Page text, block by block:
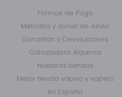
Formas de Pago
Métodos y zonas de envío
Garantías y Devoluciones
Calculadora Alquimia
Nuestras tiendas
Mejor tienda vapeo y vapers
en España